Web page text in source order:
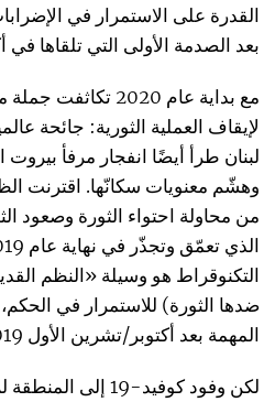
القدرة على الاستمرار في
بعد الصدمة الأولى التي تلقاها في
مع بداية عام 2020
لإيقاف العملية الثورية: جائحة
لبنان طرأ أيضًا انفجار مرفأ
وهشّم معنويات سكانّها. اقترنت
من محاولة احتواء الثورة وصعود
التكنوقراط هو وسيلة «النظم
ضدها الثورة) للاستمرار في
المهمة بعد أكتوبر/تشرين الأول 2019 في البلدين.
لكن وفود كوفيد-19